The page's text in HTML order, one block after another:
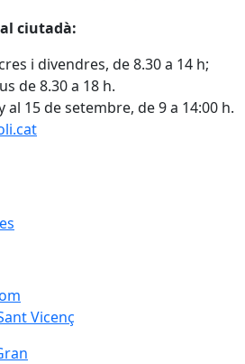
ciutadà:
i divendres, de 8.30 a 14 h;
de 8.30 a 18 h.
al 15 de setembre, de 9 a 14:00 h.
Vicenç
Vicenç